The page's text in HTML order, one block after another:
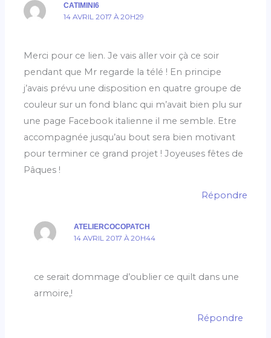
CATIMINI6
14 AVRIL 2017 À 20H29
Merci pour ce lien. Je vais aller voir çà ce soir
pendant que Mr regarde la télé ! En principe
j’avais prévu une disposition en quatre groupe de
couleur sur un fond blanc qui m’avait bien plu sur
une page Facebook italienne il me semble. Etre
accompagnée jusqu’au bout sera bien motivant
pour terminer ce grand projet ! Joyeuses fêtes de
Pâques !
Répondre
ATELIERCOCOPATCH
14 AVRIL 2017 À 20H44
ce serait dommage d’oublier ce quilt dans une
armoire,!
Répondre